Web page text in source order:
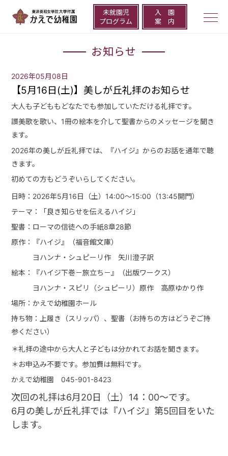
未就園児
プログラム
⼊ 園
案 内
お知らせ
2026年05月08日
【5月16日(土)】美しが丘礼拝のお知らせ
大人も子どももどなたでも参加していただける礼拝です。
讃美歌を歌い、1冊の絵本を介して聖書からのメッセージを聞き
ます。
2026年の美しが丘礼拝では、『ハイジ』からのお話を通年で聴
きます。
初めての方もどうぞいらしてください。
日時：2026年5月16日（土）14:00～15:00 （13:45開門）
テーマ：「良き知らせを伝えるハイジ」
聖書：ローマの信徒への手紙8章28節
原作：『ハイジ』（福音館文庫）
ヨハンナ・シュピーリ作 矢川澄子訳
絵本：『ハイジ下巻－旅立ち－』（出版ワークス）
ヨハンナ・スピリ（シュピーリ）原作 高原ゆかり作
場所：かえで幼稚園ホール
持ち物：上履き（スリッパ）、聖書（お持ちの方はどうぞご持
参ください）
＊礼拝の途中から大人と子どもは分かれてお話を聞きます。
＊お申込み不要です。参加費は無料です。
かえで幼稚園 045-901-8423
次回の礼拝は6月20日（土）14：00～です。
6月の美しが丘礼拝では『ハイジ』第5回目をいた
します。